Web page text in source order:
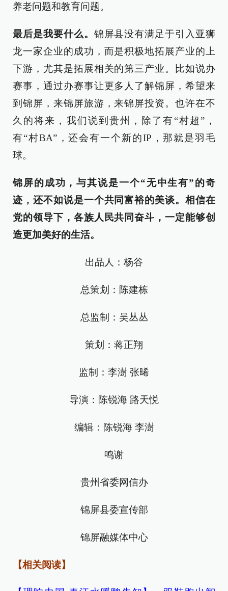
养老问题和教育问题。
最后是我要什么。 锦屏县没有满足于引入亚狮
龙一家企业的成功，而是积极地拓展产业的上
下游，尤其是拓展相关的第三产业。比如说办
赛事，通过办赛事让更多人了解锦屏，希望来
到锦屏，来锦屏旅游，来锦屏投资。也许在不
久的将来，我们说到贵州，除了有“村超”，
有“村BA”，还会有一个新的IP，那就是羽毛
球。
锦屏的成功，与其说是一个“无中生有”的奇
迹，还不如说是一个共同富裕的美谈。相信在
党的领导下，各族人民共同奋斗，一定能够创
造更加美好的生活。
出品人：杨谷
总策划：陈建栋
总监制：吴丛丛
策划：蒋正翔
监制：李澍 张晞
导演：陈锐海 路天悦
编辑：陈锐海 李澍
鸣谢
贵州省委网信办
锦屏县委宣传部
锦屏融媒体中心
【相关阅读】